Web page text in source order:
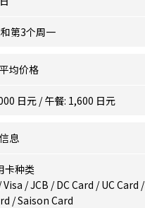
第3个周一
均价格
日元 / 午餐: 1,600 日元
息
卡种类
Visa / JCB / DC Card / UC Card
/ Saison Card